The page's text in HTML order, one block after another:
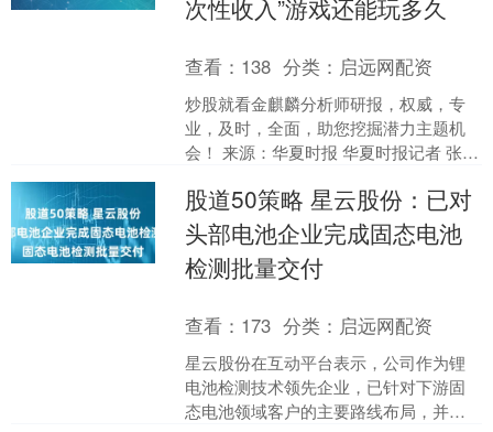
次性收入”游戏还能玩多久
查看： 138 分类： 启远网配资
炒股就看金麒麟分析师研报，权威，专
业，及时，全面，助您挖掘潜力主题机
会！ 来源：华夏时报 华夏时报记者 张斯
的百利天恒，....
股道50策略 星云股份：已对
头部电池企业完成固态电池
检测批量交付
查看： 173 分类： 启远网配资
星云股份在互动平台表示，公司作为锂
电池检测技术领先企业，已针对下游固
态电池领域客户的主要路线布局，并已